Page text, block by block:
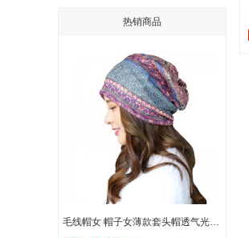
热销商品
毛线帽女 帽子女薄款套头帽透气光头化疗帽堆堆帽月子帽头巾户外帽